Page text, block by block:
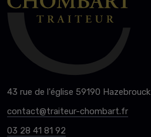
43 rue de l'église 59190 Hazebrouck
contact@traiteur-chombart.fr
03 28 41 81 92